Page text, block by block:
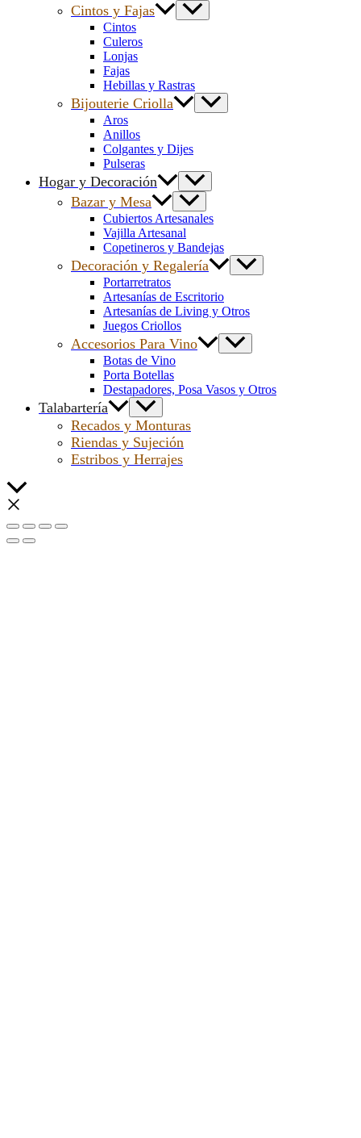
Cintos y Fajas
Cintos
Culeros
Lonjas
Fajas
Hebillas y Rastras
Bijouterie Criolla
Aros
Anillos
Colgantes y Dijes
Pulseras
Hogar y Decoración
Bazar y Mesa
Cubiertos Artesanales
Vajilla Artesanal
Copetineros y Bandejas
Decoración y Regalería
Portarretratos
Artesanías de Escritorio
Artesanías de Living y Otros
Juegos Criollos
Accesorios Para Vino
Botas de Vino
Porta Botellas
Destapadores, Posa Vasos y Otros
Talabartería
Recados y Monturas
Riendas y Sujeción
Estribos y Herrajes